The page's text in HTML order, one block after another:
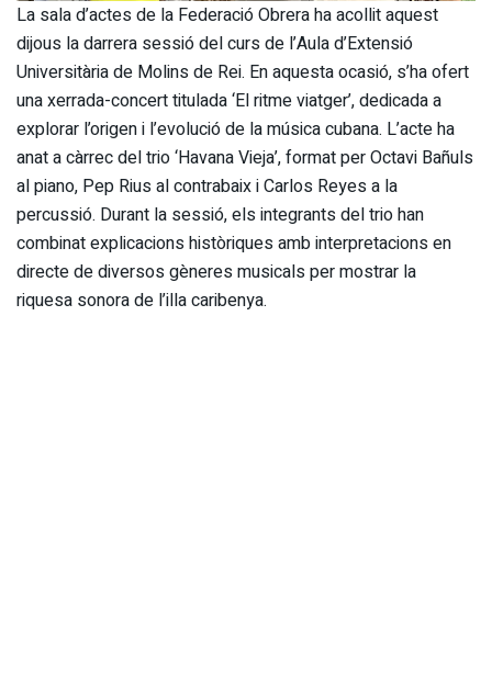
La sala d’actes de la Federació Obrera ha acollit aquest
dijous la darrera sessió del curs de l’Aula d’Extensió
Universitària de Molins de Rei. En aquesta ocasió, s’ha ofert
una xerrada-concert titulada ‘El ritme viatger’, dedicada a
explorar l’origen i l’evolució de la música cubana. L’acte ha
anat a càrrec del trio ‘Havana Vieja’, format per Octavi Bañuls
al piano, Pep Rius al contrabaix i Carlos Reyes a la
percussió. Durant la sessió, els integrants del trio han
combinat explicacions històriques amb interpretacions en
directe de diversos gèneres musicals per mostrar la
riquesa sonora de l’illa caribenya.